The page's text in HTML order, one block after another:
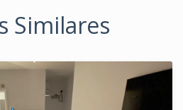
Similares